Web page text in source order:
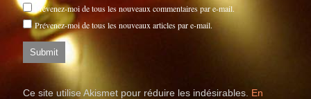
Prévenez-moi de tous les nouveaux commentaires par e-mail.
Prévenez-moi de tous les nouveaux articles par e-mail.
Ce site utilise Akismet pour réduire les indésirables. En